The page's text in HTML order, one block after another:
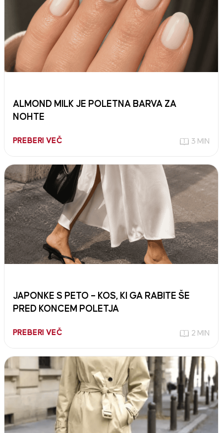
ALMOND MILK JE POLETNA BARVA ZA
NOHTE
PREBERI VEČ 3 MIN
JAPONKE S PETO – KOS, KI GA RABITE ŠE
PRED KONCEM POLETJA
PREBERI VEČ 2 MIN